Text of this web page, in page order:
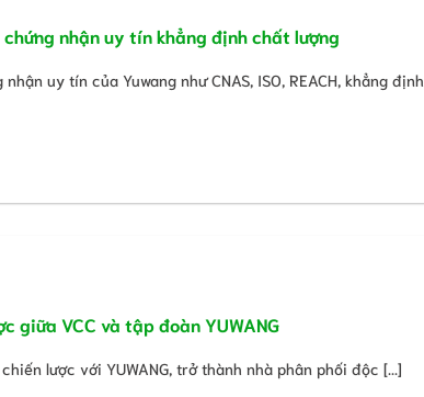
chứng nhận uy tín khẳng định chất lượng
uy tín của Yuwang như CNAS, ISO, REACH, khẳng định
giữa VCC và tập đoàn YUWANG
lược với YUWANG, trở thành nhà phân phối độc [...]